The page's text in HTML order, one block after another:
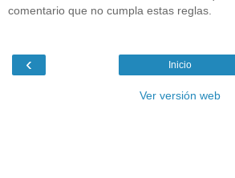
comentario que no cumpla estas reglas.
‹ Inicio
Ver versión web